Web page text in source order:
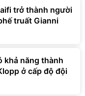
trở thành người
truất Gianni
khả năng thành
ở cấp độ đội